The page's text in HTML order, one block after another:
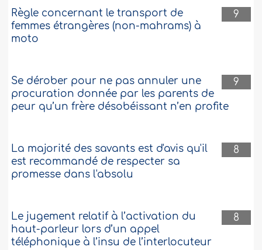
9
Règle concernant le transport de
femmes étrangères (non-mahrams) à
moto
9
Se dérober pour ne pas annuler une
procuration donnée par les parents de
peur qu’un frère désobéissant n’en profite
8
La majorité des savants est d'avis qu'il
est recommandé de respecter sa
promesse dans l'absolu
8
Le jugement relatif à l’activation du
haut-parleur lors d’un appel
téléphonique à l’insu de l’interlocuteur